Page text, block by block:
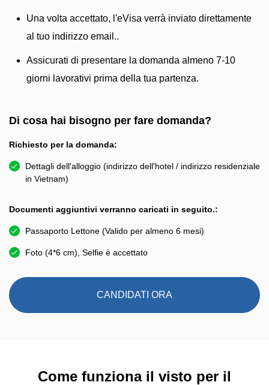
Una volta accettato, l'eVisa verrà inviato direttamente
al tuo indirizzo email..
Assicurati di presentare la domanda almeno 7-10
giorni lavorativi prima della tua partenza.
Di cosa hai bisogno per fare domanda?
Richiesto per la domanda:
Dettagli dell'alloggio (indirizzo dell'hotel / indirizzo residenziale
in Vietnam)
Documenti aggiuntivi verranno caricati in seguito.:
Passaporto Lettone (Valido per almeno 6 mesi)
Foto (4*6 cm), Selfie è accettato
CANDIDATI ORA
Come funziona il visto per il